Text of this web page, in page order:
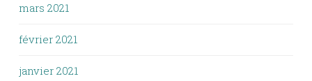
mars 2021
février 2021
janvier 2021